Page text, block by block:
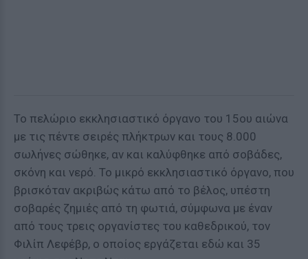
Το πελώριο εκκλησιαστικό όργανο του 15ου αιώνα
με τις πέντε σειρές πλήκτρων και τους 8.000
σωλήνες σώθηκε, αν και καλύφθηκε από σοβάδες,
σκόνη και νερό. Το μικρό εκκλησιαστικό όργανο, που
βρισκόταν ακριβώς κάτω από το βέλος, υπέστη
σοβαρές ζημιές από τη φωτιά, σύμφωνα με έναν
από τους τρεις οργανίστες του καθεδρικού, τον
Φιλίπ Λεφέβρ, ο οποίος εργάζεται εδώ και 35